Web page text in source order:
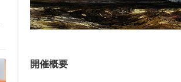
開催概要